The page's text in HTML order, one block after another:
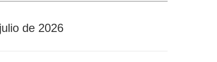
de 2026